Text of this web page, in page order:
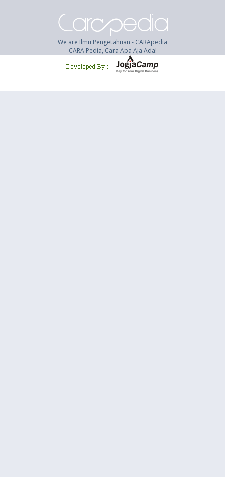
We are Ilmu Pengetahuan - CARApedia
CARA Pedia, Cara Apa Aja Ada!